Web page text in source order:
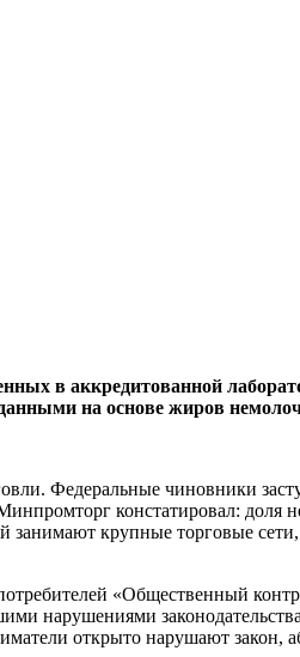
в аккредитованной
на основе жиров
Федеральные чиновники
констатировал: доля
занимают крупные торговые
«Общественный
нарушениями законодательства
открыто нарушают закон,